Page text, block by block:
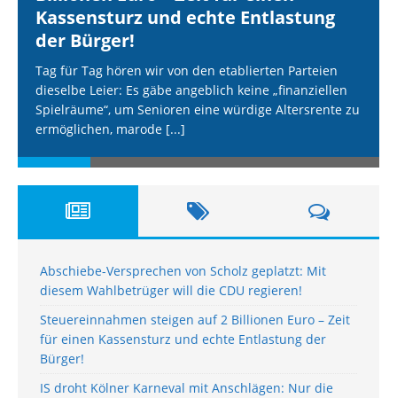
Kassensturz und echte Entlastung
der Bürger!
Tag für Tag hören wir von den etablierten Parteien
dieselbe Leier: Es gäbe angeblich keine „finanziellen
Spielräume“, um Senioren eine würdige Altersrente zu
ermöglichen, marode [...]
Abschiebe-Versprechen von Scholz geplatzt: Mit
diesem Wahlbetrüger will die CDU regieren!
Steuereinnahmen steigen auf 2 Billionen Euro – Zeit
für einen Kassensturz und echte Entlastung der
Bürger!
IS droht Kölner Karneval mit Anschlägen: Nur die